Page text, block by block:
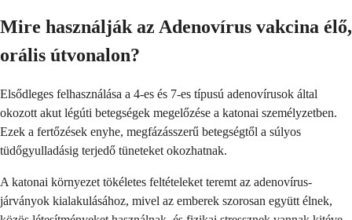
Mire használják az Adenovírus vakcina élő,
orális útvonalon?
Elsődleges felhasználása a 4-es és 7-es típusú adenovírusok által
okozott akut légúti betegségek megelőzése a katonai személyzetben.
Ezek a fertőzések enyhe, megfázásszerű betegségtől a súlyos
tüdőgyulladásig terjedő tüneteket okozhatnak.
A katonai környezet tökéletes feltételeket teremt az adenovírus-
járványok kialakulásához, mivel az emberek szorosan együtt élnek,